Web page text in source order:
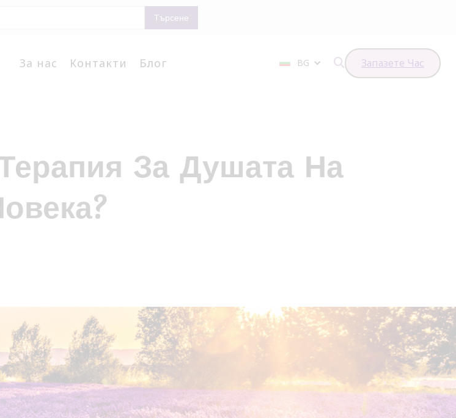
За нас Контакти Блог BG  Запазете Час
За Душата На